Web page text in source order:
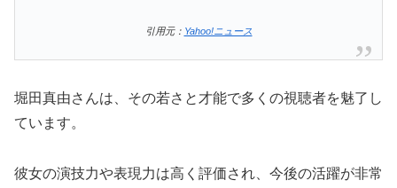
引用元： Yahoo!ニュース
堀田真由さんは、その若さと才能で多くの視聴者を魅了し
ています。
彼女の演技力や表現力は高く評価され、今後の活躍が非常